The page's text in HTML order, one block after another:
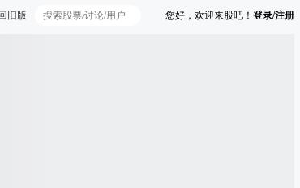
您好，欢迎来股吧！ 登录/注册
旧版